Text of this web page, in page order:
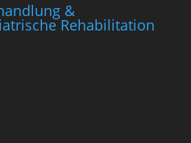
&
Rehabilitation